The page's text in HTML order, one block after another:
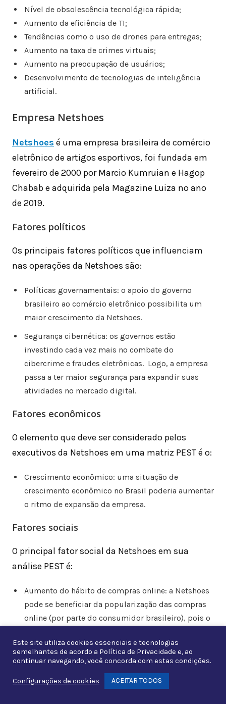
Nível de obsolescência tecnológica rápida;
Aumento da eficiência de TI;
Tendências como o uso de drones para entregas;
Aumento na taxa de crimes virtuais;
Aumento na preocupação de usuários;
Desenvolvimento de tecnologias de inteligência
artificial.
Empresa Netshoes
Netshoes é uma empresa brasileira de comércio
eletrônico de artigos esportivos, foi fundada em
fevereiro de 2000 por Marcio Kumruian e Hagop
Chabab e adquirida pela Magazine Luiza no ano
de 2019.
Fatores políticos
Os principais fatores políticos que influenciam
nas operações da Netshoes são:
Políticas governamentais: o apoio do governo
brasileiro ao comércio eletrônico possibilita um
maior crescimento da Netshoes.
Segurança cibernética: os governos estão
investindo cada vez mais no combate do
cibercrime e fraudes eletrônicas. Logo, a empresa
passa a ter maior segurança para expandir suas
atividades no mercado digital.
Fatores econômicos
O elemento que deve ser considerado pelos
executivos da Netshoes em uma matriz PEST é o:
Crescimento econômico: uma situação de
crescimento econômico no Brasil poderia aumentar
o ritmo de expansão da empresa.
Fatores sociais
O principal fator social da Netshoes em sua
análise PEST é:
Aumento do hábito de compras online: a Netshoes
pode se beneficiar da popularização das compras
online (por parte do consumidor brasileiro), pois o
Fatores tecnológicos
O fator externo tecnológico mais importantes
Este site utiliza cookies essenciais e tecnologias
semelhantes de acordo a Política de Privacidade e, ao
continuar navegando, você concorda com estas condições.
Configurações de cookies ACEITAR TODOS